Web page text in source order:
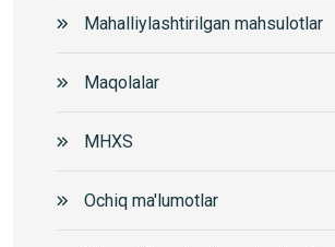
Mahalliylashtirilgan mahsulotlar
Maqolalar
MHXS
Ochiq ma'lumotlar